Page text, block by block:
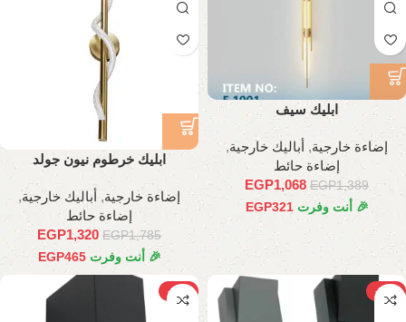
ابليك سيف
إضاءة خارجية, أباليك خارجية,
إضاءة حائط
EGP1,389
EGP1,068
🎉 أنت وفرت EGP321
ابليك خرطوم نيون جولد
إضاءة خارجية, أباليك خارجية,
إضاءة حائط
EGP1,785
EGP1,320
🎉 أنت وفرت EGP465
-28%
-28%